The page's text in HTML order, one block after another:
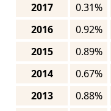
2017
0.31%
2016
0.92%
2015
0.89%
2014
0.67%
2013
0.88%